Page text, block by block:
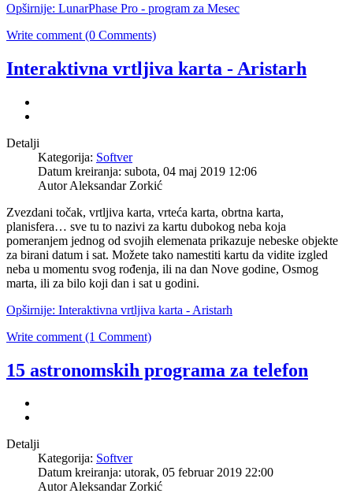
Opširnije: LunarPhase Pro - program za Mesec
Write comment (0 Comments)
Interaktivna vrtljiva karta - Aristarh
Detalji
Kategorija: Softver
Datum kreiranja: subota, 04 maj 2019 12:06
Autor Aleksandar Zorkić
Zvezdani točak, vrtljiva karta, vrteća karta, obrtna karta,
planisfera… sve tu to nazivi za kartu dubokog neba koja
pomeranjem jednog od svojih elemenata prikazuje nebeske objekte
za birani datum i sat. Možete tako namestiti kartu da vidite izgled
neba u momentu svog rođenja, ili na dan Nove godine, Osmog
marta, ili za bilo koji dan i sat u godini.
Opširnije: Interaktivna vrtljiva karta - Aristarh
Write comment (1 Comment)
15 astronomskih programa za telefon
Detalji
Kategorija: Softver
Datum kreiranja: utorak, 05 februar 2019 22:00
Autor Aleksandar Zorkić